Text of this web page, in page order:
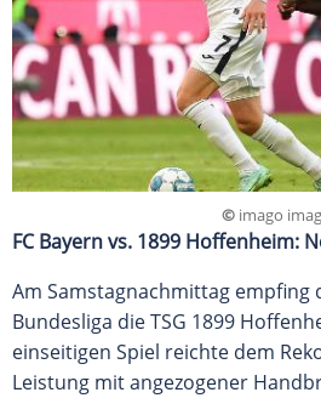
© imago
FC Bayern vs. 1899 Hoffenheim:
Am Samstagnachmittag empfing
Bundesliga die TSG 1899
einseitigen Spiel reichte dem
Leistung mit angezogener